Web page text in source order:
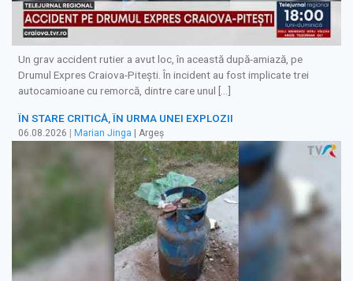
Un grav accident rutier a avut loc, în această după-amiază, pe
Drumul Expres Craiova-Pitești. În incident au fost implicate trei
autocamioane cu remorcă, dintre care unul […]
ÎN STARE CRITICĂ, ÎN URMA UNEI EXPLOZII
06.08.2026 Marian Jinga | Argeș